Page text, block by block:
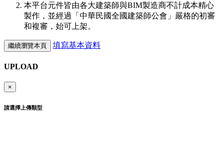
本平台元件皆由各大建築師與BIM製造商不計成本精心
製作，並經過「中華民國全國建築師公會」嚴格的初審
和複審，始可上架。
繼續瀏覽本頁 填寫基本資料
UPLOAD
×
請選擇上傳類型